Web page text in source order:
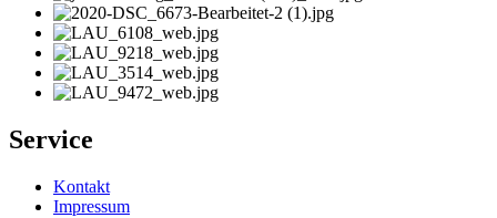
Service
Kontakt
Impressum